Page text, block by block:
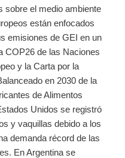
sobre el medio ambiente
están enfocados
emisiones de GEI en un
COP26 de las Naciones
y la Carta por la
en 2030 de la
de Alimentos
Unidos se registró
y vaquillas debido a los
demanda récord de las
En Argentina se